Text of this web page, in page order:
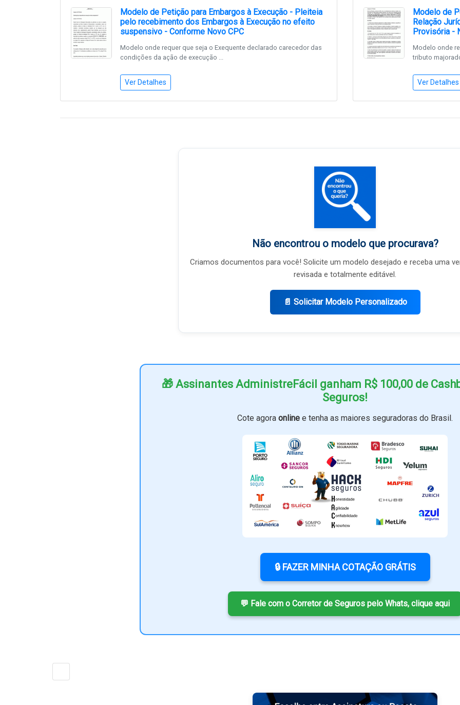
Modelo de Petição para Embargos à Execução - Pleiteia
pelo recebimento dos Embargos à Execução no efeito
suspensivo - Conforme Novo CPC
Modelo onde requer que seja o Exequente declarado carecedor das
condições da ação de execução ...
Ver Detalhes
Modelo de
Relação
Provisória -
Modelo onde
tributo
Ver Detalhes
Não encontrou o modelo que procurava?
Criamos documentos para você! Solicite um modelo desejado e receba uma
revisada e totalmente editável.
📄 Solicitar Modelo Personalizado
🎁 Assinantes AdministreFácil ganham R$ 100,00 de
Seguros!
Cote agora online e tenha as maiores seguradoras do Brasil.
🔒 FAZER MINHA COTAÇÃO GRÁTIS
💬 Fale com o Corretor de Seguros pelo Whats, clique aqui